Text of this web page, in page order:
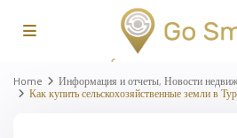
Home Информация и отчеты,Новости
Как купить сельскохозяйственные земли в